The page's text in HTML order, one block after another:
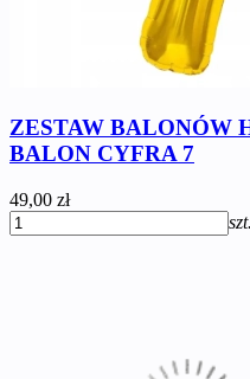
ZESTAW BALONÓW
BALON CYFRA 7
49,00 zł
szt.